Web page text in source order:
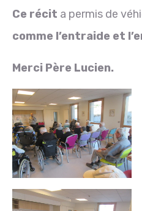
Ce récit a permis de
comme l’entraide et
Merci Père Lucien.